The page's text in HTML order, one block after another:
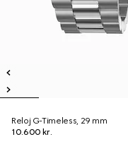
Reloj G-Timeless, 29 mm
10.600 kr.